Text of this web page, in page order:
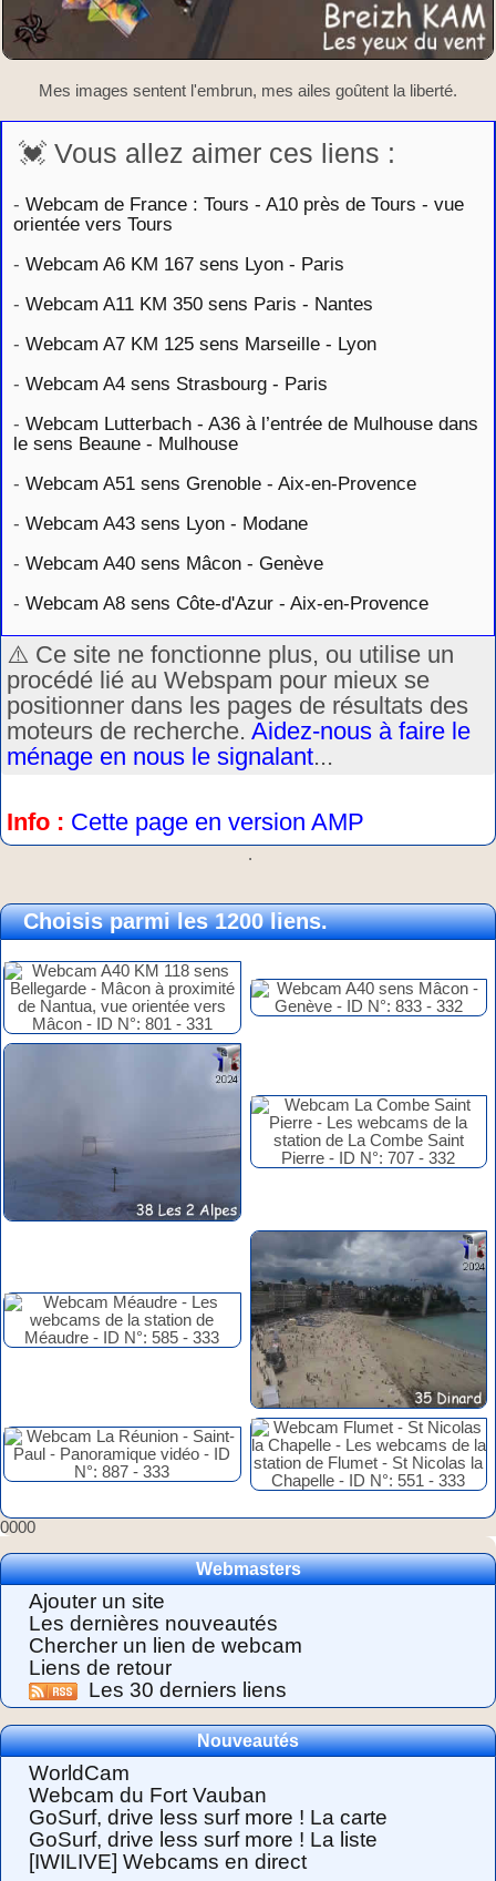
Mes images sentent l'embrun, mes ailes goûtent la liberté.
💓 Vous allez aimer ces liens :
- Webcam de France : Tours - A10 près de Tours - vue
orientée vers Tours
- Webcam A6 KM 167 sens Lyon - Paris
- Webcam A11 KM 350 sens Paris - Nantes
- Webcam A7 KM 125 sens Marseille - Lyon
- Webcam A4 sens Strasbourg - Paris
- Webcam Lutterbach - A36 à l’entrée de Mulhouse dans
le sens Beaune - Mulhouse
- Webcam A51 sens Grenoble - Aix-en-Provence
- Webcam A43 sens Lyon - Modane
- Webcam A40 sens Mâcon - Genève
- Webcam A8 sens Côte-d'Azur - Aix-en-Provence
⚠️ Ce site ne fonctionne plus, ou utilise un
procédé lié au Webspam pour mieux se
positionner dans les pages de résultats des
moteurs de recherche. Aidez-nous à faire le
ménage en nous le signalant...
Info : Cette page en version AMP
.
Choisis parmi les 1200 liens.
0000
Webmasters
Ajouter un site
Les dernières nouveautés
Chercher un lien de webcam
Liens de retour
Les 30 derniers liens
Nouveautés
WorldCam
Webcam du Fort Vauban
GoSurf, drive less surf more ! La carte
GoSurf, drive less surf more ! La liste
[IWILIVE] Webcams en direct